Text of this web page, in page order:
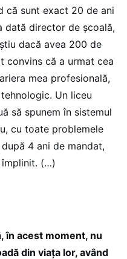
că sunt exact 20 de ani
dată director de școală,
dacă avea 200 de
convins că a urmat cea
mea profesională,
Un liceu
să spunem în sistemul
cu toate problemele
4 ani de mandat,
(…)
în acest moment, nu
din viața lor, având